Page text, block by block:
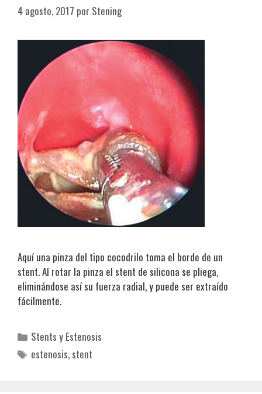
4 agosto, 2017 por Stening
Aquí una pinza del tipo cocodrilo toma el borde de un
stent. Al rotar la pinza el stent de silicona se pliega,
eliminándose así su fuerza radial, y puede ser extraído
fácilmente.
Categorías
Stents y Estenosis
Etiquetas
estenosis, stent